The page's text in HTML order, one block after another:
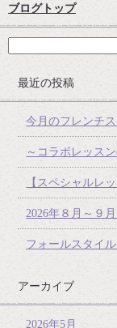
ブログトップ
最近の投稿
今月のフレンチ
～コラボレッス
【スペシャルレ
2026年８月～９
フォールスタイ
アーカイブ
2026年5月